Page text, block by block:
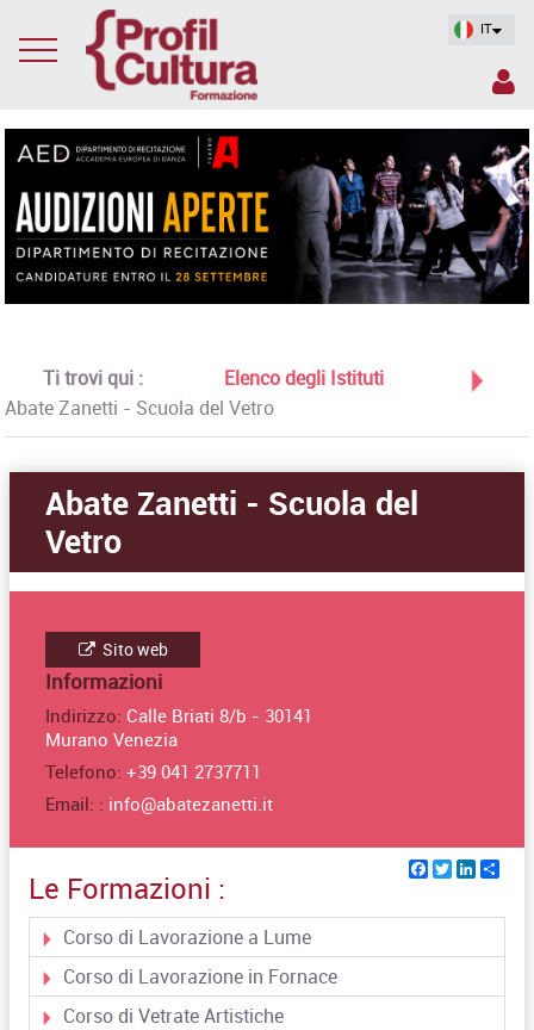
IT
Ti trovi qui :
Elenco degli Istituti
Abate Zanetti - Scuola del Vetro
Abate Zanetti - Scuola del
Vetro
Sito web
Informazioni
Indirizzo:Calle Briati 8/b - 30141
Murano Venezia
Telefono:+39 041 2737711
Email: : info@abatezanetti.it
Facebook
Twitter
Le Formazioni :
Corso di Lavorazione a Lume
Corso di Lavorazione in Fornace
Corso di Vetrate Artistiche